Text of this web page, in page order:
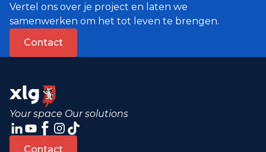
Vertel ons over je project en laten we
samenwerken om het tot leven te brengen.
Contact
Your space Our solutions
Contact